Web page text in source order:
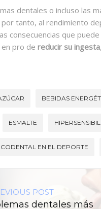
dentales o incluso las
por tanto, al rendimiento
consecuencias que
pro de reducir su ingesta
BEBIDAS
ESMALTE
EN EL DEPORTE
POST
dentales más